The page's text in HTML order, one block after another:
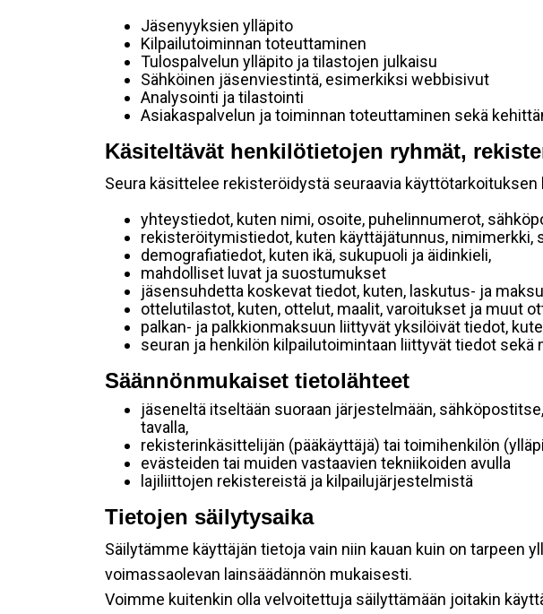
Jäsenyyksien ylläpito
Kilpailutoiminnan toteuttaminen
Tulospalvelun ylläpito ja tilastojen julkaisu
Sähköinen jäsenviestintä, esimerkiksi webbisivut
Analysointi ja tilastointi
Asiakaspalvelun ja toiminnan toteuttaminen sekä
Käsiteltävät henkilötietojen ryhmät,
Seura käsittelee rekisteröidystä seuraavia
yhteystiedot, kuten nimi, osoite, puhelinnumerot,
rekisteröitymistiedot, kuten käyttäjätunnus, nimimerkki,
demografiatiedot, kuten ikä, sukupuoli ja äidinkieli,
mahdolliset luvat ja suostumukset
jäsensuhdetta koskevat tiedot, kuten, laskutus- ja
ottelutilastot, kuten, ottelut, maalit, varoitukset ja muut
palkan- ja palkkionmaksuun liittyvät yksilöivät tiedot,
seuran ja henkilön kilpailutoimintaan liittyvät tiedot
Säännönmukaiset tietolähteet
jäseneltä itseltään suoraan järjestelmään,
tavalla,
rekisterinkäsittelijän (pääkäyttäjä) tai toimihenkilön
evästeiden tai muiden vastaavien tekniikoiden avulla
lajiliittojen rekistereistä ja kilpailujärjestelmistä
Tietojen säilytysaika
Säilytämme käyttäjän tietoja vain niin kauan kuin on
voimassaolevan lainsäädännön mukaisesti.
Voimme kuitenkin olla velvoitettuja säilyttämään joitakin